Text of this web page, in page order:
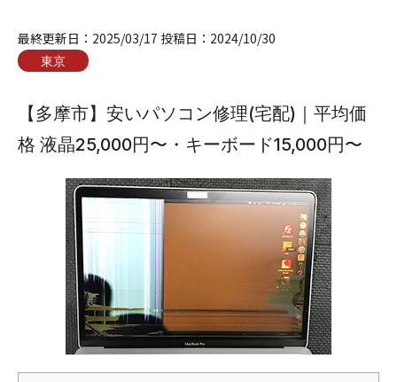
最終更新日： 2025/03/17 投稿日： 2024/10/30
東京
【多摩市】安いパソコン修理(宅配)｜平均価
格 液晶25,000円〜・キーボード15,000円〜